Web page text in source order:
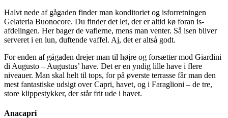
Halvt nede af gågaden finder man konditoriet og isforretningen
Gelateria Buonocore. Du finder det let, der er altid kø foran is-
afdelingen. Her bager de vaflerne, mens man venter. Så isen bliver
serveret i en lun, duftende vaffel. Aj, det er altså godt.
For enden af gågaden drejer man til højre og forsætter mod Giardini
di Augusto – Augustus’ have. Det er en yndig lille have i flere
niveauer. Man skal helt til tops, for på øverste terrasse får man den
mest fantastiske udsigt over Capri, havet, og i Faraglioni – de tre,
store klippestykker, der står frit ude i havet.
Anacapri